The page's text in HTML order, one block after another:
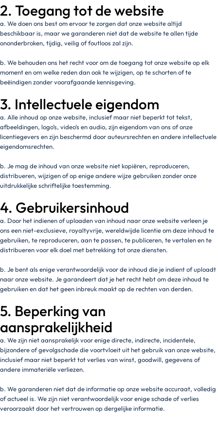
2. Toegang tot de website
a. We doen ons best om ervoor te zorgen dat onze website altijd
beschikbaar is, maar we garanderen niet dat de website te allen tijde
ononderbroken, tijdig, veilig of foutloos zal zijn.
b. We behouden ons het recht voor om de toegang tot onze website op elk
moment en om welke reden dan ook te wijzigen, op te schorten of te
beëindigen zonder voorafgaande kennisgeving.
3. Intellectuele eigendom
a. Alle inhoud op onze website, inclusief maar niet beperkt tot tekst,
afbeeldingen, logo’s, video’s en audio, zijn eigendom van ons of onze
licentiegevers en zijn beschermd door auteursrechten en andere intellectuele
eigendomsrechten.
b. Je mag de inhoud van onze website niet kopiëren, reproduceren,
distribueren, wijzigen of op enige andere wijze gebruiken zonder onze
uitdrukkelijke schriftelijke toestemming.
4. Gebruikersinhoud
a. Door het indienen of uploaden van inhoud naar onze website verleen je
ons een niet-exclusieve, royaltyvrije, wereldwijde licentie om deze inhoud te
gebruiken, te reproduceren, aan te passen, te publiceren, te vertalen en te
distribueren voor elk doel met betrekking tot onze diensten.
b. Je bent als enige verantwoordelijk voor de inhoud die je indient of uploadt
naar onze website. Je garandeert dat je het recht hebt om deze inhoud te
gebruiken en dat het geen inbreuk maakt op de rechten van derden.
5. Beperking van
aansprakelijkheid
a. We zijn niet aansprakelijk voor enige directe, indirecte, incidentele,
bijzondere of gevolgschade die voortvloeit uit het gebruik van onze website,
inclusief maar niet beperkt tot verlies van winst, goodwill, gegevens of
andere immateriële verliezen.
b. We garanderen niet dat de informatie op onze website accuraat, volledig
of actueel is. We zijn niet verantwoordelijk voor enige schade of verlies
veroorzaakt door het vertrouwen op dergelijke informatie.